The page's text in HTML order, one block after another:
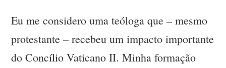
Eu me considero uma teóloga que – mesmo
protestante – recebeu um impacto importante
do Concílio Vaticano II. Minha formação